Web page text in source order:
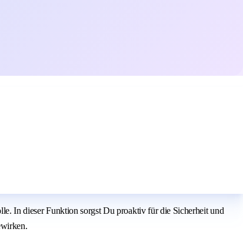
In dieser Funktion sorgst Du proaktiv für die Sicherheit und